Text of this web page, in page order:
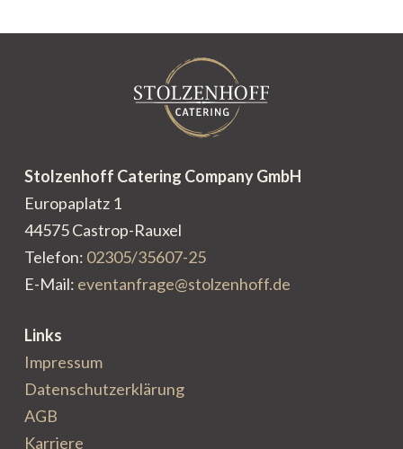
Stolzenhoff Catering Company GmbH
Europaplatz 1
44575 Castrop-Rauxel
Telefon: 02305/35607-25
E-Mail: eventanfrage@stolzenhoff.de
Links
Impressum
Datenschutzerklärung
AGB
Karriere